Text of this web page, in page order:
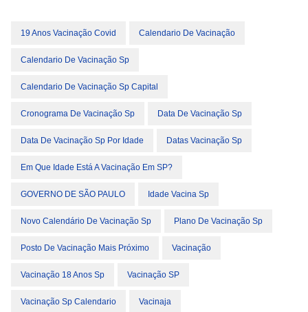
19 Anos Vacinação Covid Calendario De Vacinação
Calendario De Vacinação Sp
Calendario De Vacinação Sp Capital
Cronograma De Vacinação Sp Data De Vacinação Sp
Data De Vacinação Sp Por Idade Datas Vacinação Sp
Em Que Idade Está A Vacinação Em SP?
GOVERNO DE SÃO PAULO Idade Vacina Sp
Novo Calendário De Vacinação Sp Plano De Vacinação Sp
Posto De Vacinação Mais Próximo Vacinação
Vacinação 18 Anos Sp Vacinação SP
Vacinação Sp Calendario Vacinaja